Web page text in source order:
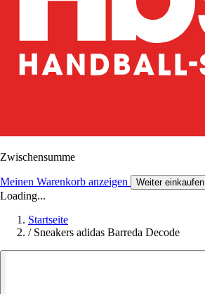
Zwischensumme
Meinen Warenkorb anzeigen Weiter einkaufen
Loading...
Startseite
/ Sneakers adidas Barreda Decode